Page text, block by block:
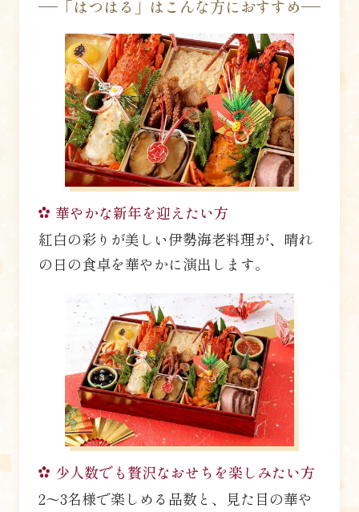
「はつはる」はこんな方におすすめ
華やかな新年を迎えたい方
紅白の彩りが美しい伊勢海老料理が、晴れ
の日の食卓を華やかに演出します。
少人数でも贅沢なおせちを楽しみたい方
2〜3名様で楽しめる品数と、見た目の華や